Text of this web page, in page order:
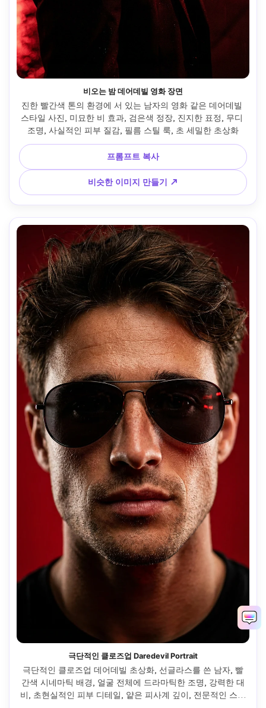
비오는 밤 데어데빌 영화 장면
진한 빨간색 톤의 환경에 서 있는 남자의 영화 같은 데어데빌
스타일 사진, 미묘한 비 효과, 검은색 정장, 진지한 표정, 무디
조명, 사실적인 피부 질감, 필름 스틸 룩, 초 세밀한 초상화
프롬프트 복사
비슷한 이미지 만들기 ↗
극단적인 클로즈업 Daredevil Portrait
극단적인 클로즈업 데어데빌 초상화, 선글라스를 쓴 남자, 빨
간색 시네마틱 배경, 얼굴 전체에 드라마틱한 조명, 강력한 대
비, 초현실적인 피부 디테일, 얕은 피사계 깊이, 전문적인 스튜